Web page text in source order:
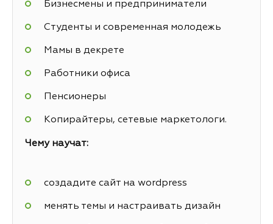
Бизнесмены и предприниматели
Студенты и современная молодежь
Мамы в декрете
Работники офиса
Пенсионеры
Копирайтеры, сетевые маркетологи.
Чему научат:
создадите сайт на wordpress
менять темы и настраивать дизайн